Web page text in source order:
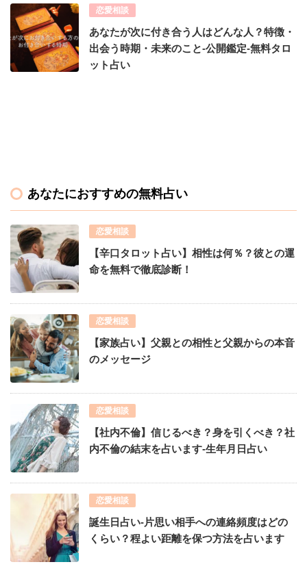
恋愛相談
あなたが次に付き合う人はどんな人？特徴・
出会う時期・未来のこと-公開鑑定-無料タロ
ット占い
あなたにおすすめの無料占い
恋愛相談
【辛口タロット占い】相性は何％？彼との運
命を無料で徹底診断！
恋愛相談
【家族占い】父親との相性と父親からの本音
のメッセージ
恋愛相談
【社内不倫】信じるべき？身を引くべき？社
内不倫の結末を占います-生年月日占い
恋愛相談
誕生日占い-片思い相手への連絡頻度はどの
くらい？程よい距離を保つ方法を占います